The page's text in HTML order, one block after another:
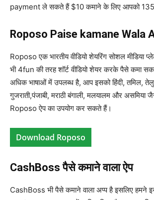
payment ले सकते हैं $10 कमाने के लिए आपको
Roposo Paise kamane Wala
Roposo एक भारतीय वीडियो शेयरिंग सोशल मीडिया
भी 4fun की तरह शॉर्ट वीडियो शेयर करके पैसे कमा
अधिक भाषाओं में उपलब्ध है, आप इसको हिंदी, तमिल,
गुजराती,पंजाबी, मराठी बंगाली, मलयालम और असमिया
Roposo ऐप का उपयोग कर सकते हैं।
Download Roposo
CashBoss पैसे कमाने वाला ऐप
CashBoss भी पैसे कमाने वाला अप्प है इसलिए